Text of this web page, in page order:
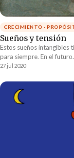
CRECIMIENTO ·
Sueños y tensión
Estos sueños intangibles
para siempre. En el
27 jul 2020